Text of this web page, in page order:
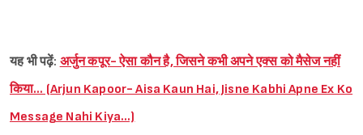
यह भी पढ़ें: अर्जुन कपूर- ऐसा कौन है, जिसने कभी अपने एक्स को मैसेज नहीं
किया… (Arjun Kapoor- Aisa Kaun Hai, Jisne Kabhi Apne Ex Ko
Message Nahi Kiya…)